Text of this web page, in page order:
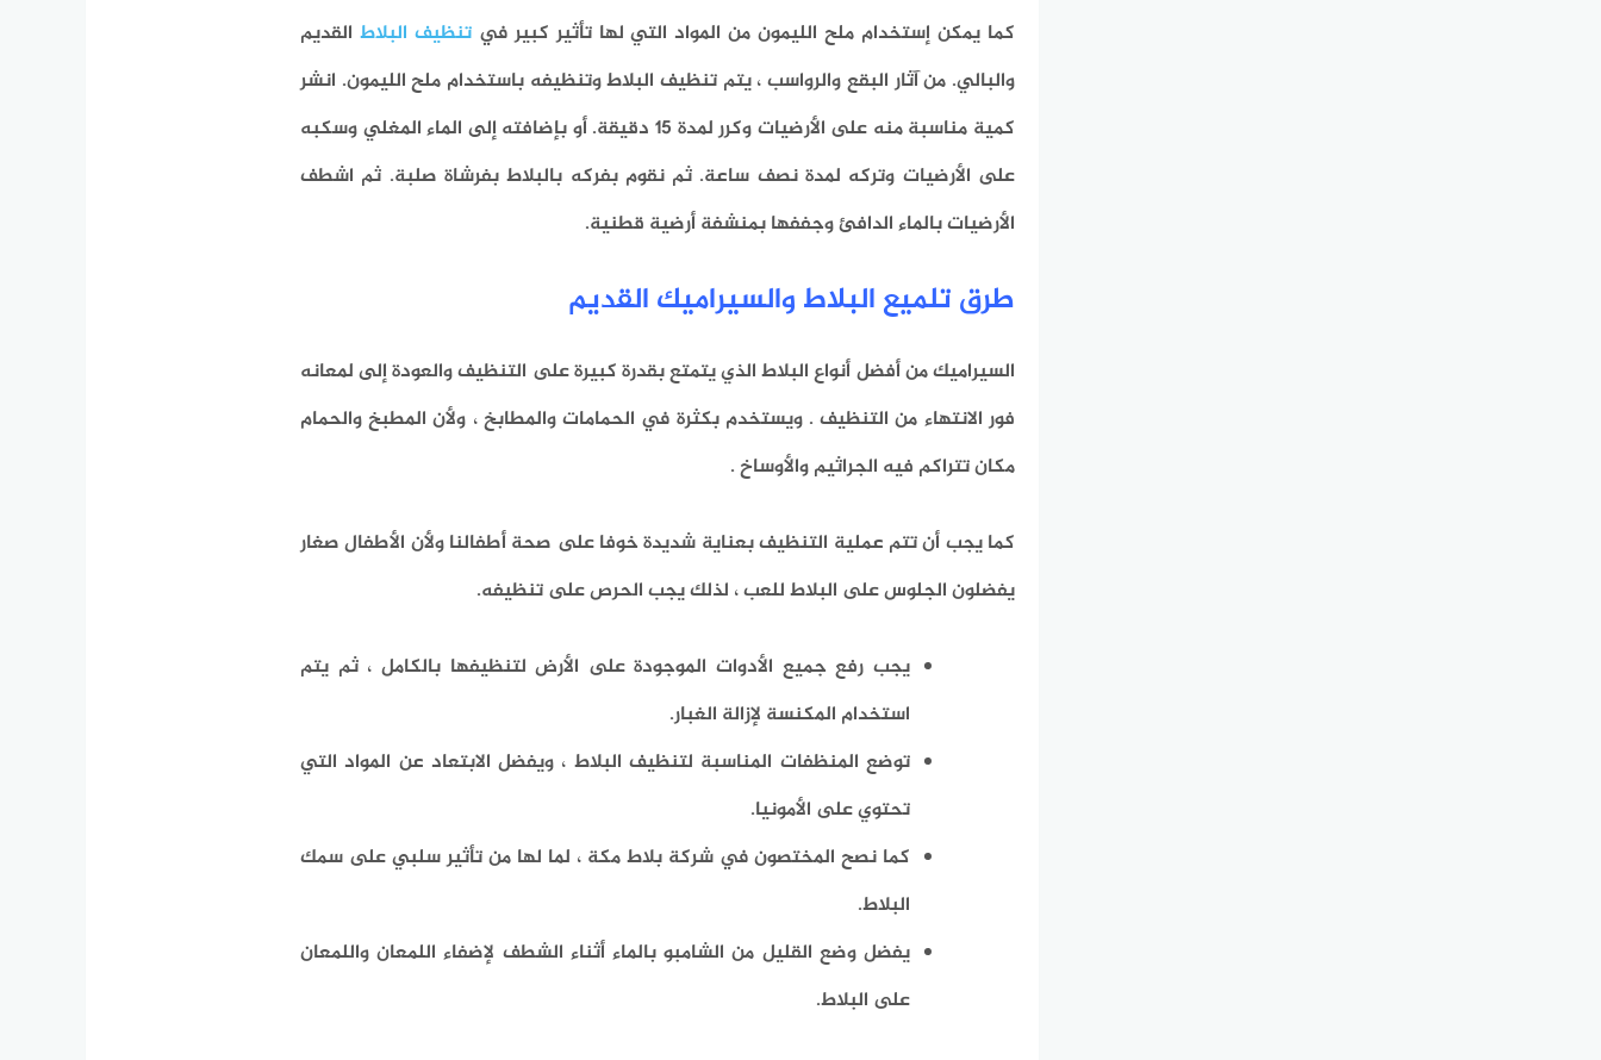
كما يمكن إستخدام ملح الليمون من المواد التي لها تأثير كبير فيتنظيف البلاط القديم
والبالي. من آثار البقع والرواسب ، يتم تنظيف البلاط وتنظيفه باستخدام ملح الليمون. انشر
كمية مناسبة منه على الأرضيات وكرر لمدة 15 دقيقة.
أو بإضافته إلى الماء المغلي وسكبه
على الأرضيات وتركه لمدة نصف ساعة. ثم نقوم بفركه بالبلاط بفرشاة صلبة. ثم اشطف
الأرضيات بالماء الدافئ وجففها بمنشفة أرضية قطنية.
طرق تلميع البلاط والسيراميك القديم
السيراميك من أفضل أنواع البلاط الذي يتمتع بقدرة كبيرة على التنظيف والعودة إلى لمعانه
فور الانتهاء من التنظيف . ويستخدم بكثرة في الحمامات والمطابخ ، ولأن المطبخ والحمام
مكان تتراكم فيه الجراثيم والأوساخ .
كما يجب أن تتم عملية التنظيف بعناية شديدة خوفا على صحة أطفالنا ولأن الأطفال صغار
يفضلون الجلوس على البلاط للعب ، لذلك يجب الحرص على تنظيفه.
يجب رفع جميع الأدوات الموجودة على الأرض لتنظيفها بالكامل ، ثم يتم
استخدام المكنسة لإزالة الغبار.
توضع المنظفات المناسبة لتنظيف البلاط ، ويفضل الابتعاد عن المواد التي
تحتوي على الأمونيا.
كما نصح المختصون في شركة بلاط مكة ، لما لها من تأثير سلبي على سمك
البلاط.
يفضل وضع القليل من الشامبو بالماء أثناء الشطف لإضفاء اللمعان واللمعان
على البلاط.